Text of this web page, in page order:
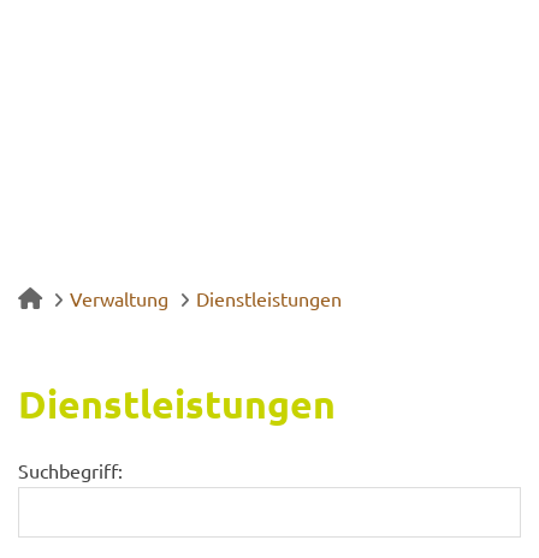
Verwaltung Dienstleistungen
Dienst­leis­tun­gen
Suchbegriff: